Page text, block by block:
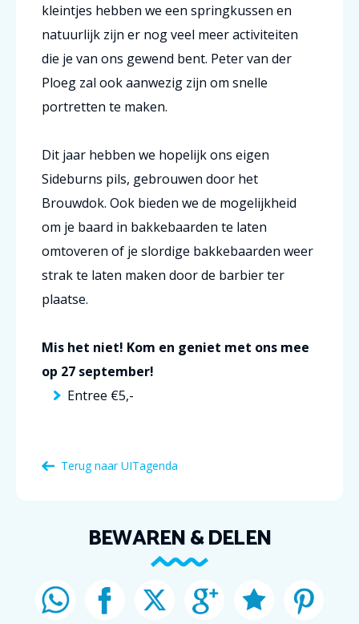
kleintjes hebben we een springkussen en
natuurlijk zijn er nog veel meer activiteiten
die je van ons gewend bent. Peter van der
Ploeg zal ook aanwezig zijn om snelle
portretten te maken.
Dit jaar hebben we hopelijk ons eigen
Sideburns pils, gebrouwen door het
Brouwdok. Ook bieden we de mogelijkheid
om je baard in bakkebaarden te laten
omtoveren of je slordige bakkebaarden weer
strak te laten maken door de barbier ter
plaatse.
Mis het niet! Kom en geniet met ons mee
op 27 september!
Entree €5,-
Terug naarUITagenda
BEWAREN & DELEN